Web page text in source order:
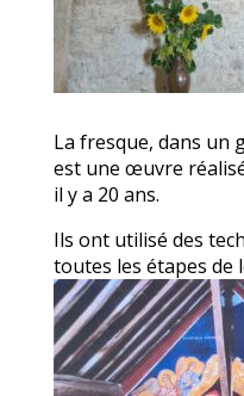
La fresque, dans un
est une œuvre
il y a 20 ans.
Ils ont utilisé des
toutes les étapes de